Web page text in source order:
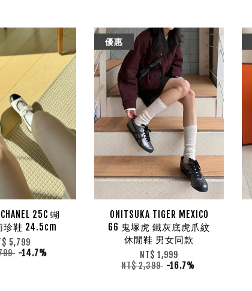
25C 蝴
珍鞋 24.5cm
5,799
-14.7%
優惠
ONITSUKA TIGER MEXICO
66 鬼塚虎 鐵灰底虎爪紋
休閒鞋 男女同款
NT$ 1,999
NT$ 2,399 -16.7%